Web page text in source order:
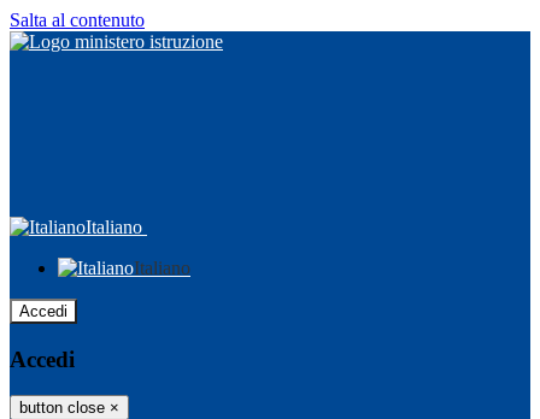
Salta al contenuto
Italiano
Italiano
Accedi
Accedi
button close ×